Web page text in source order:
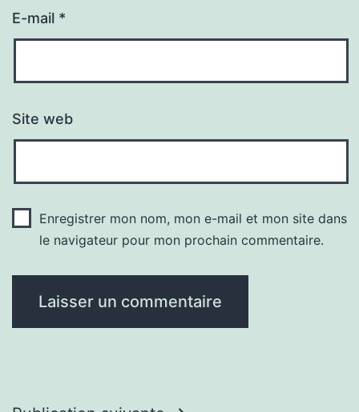
E-mail *
Site web
Enregistrer mon nom, mon e-mail et mon site dans
le navigateur pour mon prochain commentaire.